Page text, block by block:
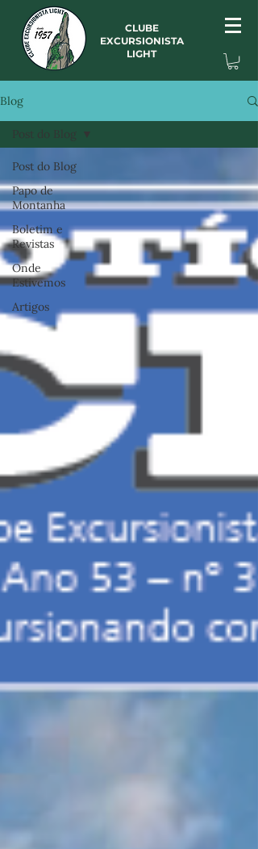
CLUBE
EXCURSIONISTA
LIGHT
Blog
Post do Blog
Papo de
Montanha
Boletim e
Revistas
Onde
Estivemos
Artigos
Post do Blog